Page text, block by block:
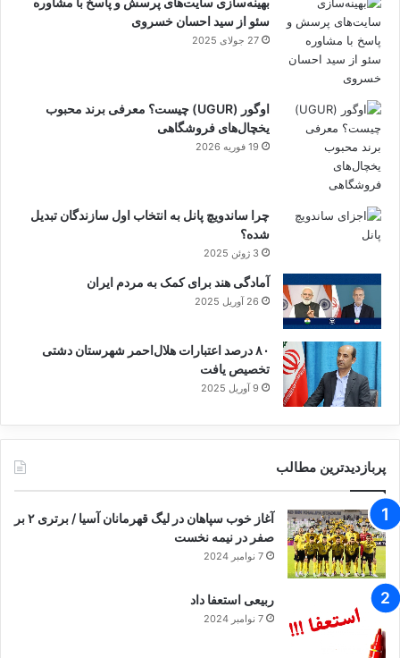
سئو از سید احسان خسروی
27 جولای 2025
اوگور (UGUR) چیست؟ معرفی برند محبوب
یخچال‌های فروشگاهی
19 فوریه 2026
چرا ساندویچ پانل به انتخاب اول سازندگان تبدیل
شده؟
3 ژوئن 2025
آمادگی هند برای کمک به مردم ایران
26 آوریل 2025
۸۰ درصد اعتبارات هلال‌احمر شهرستان دشتی
تخصیص یافت
9 آوریل 2025
پربازدیدترین مطالب
آغاز خوب سپاهان در لیگ قهرمانان آسیا / برتری ۲ بر
صفر در نیمه نخست
7 نوامبر 2024
ربیعی استعفا داد
7 نوامبر 2024